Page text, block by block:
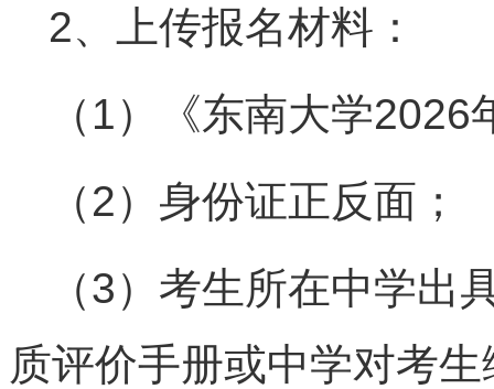
2、上传报名材料：
（1）《东南大学
（2）身份证正反面；
（3）考生所在中学出
质评价手册或中学对考